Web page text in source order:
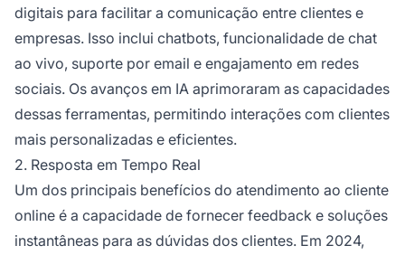
digitais para facilitar a comunicação entre clientes e
empresas. Isso inclui chatbots, funcionalidade de chat
ao vivo, suporte por email e engajamento em redes
sociais. Os avanços em IA aprimoraram as capacidades
dessas ferramentas, permitindo interações com clientes
mais personalizadas e eficientes.
2. Resposta em Tempo Real
Um dos principais benefícios do atendimento ao cliente
online é a capacidade de fornecer feedback e soluções
instantâneas para as dúvidas dos clientes. Em 2024,